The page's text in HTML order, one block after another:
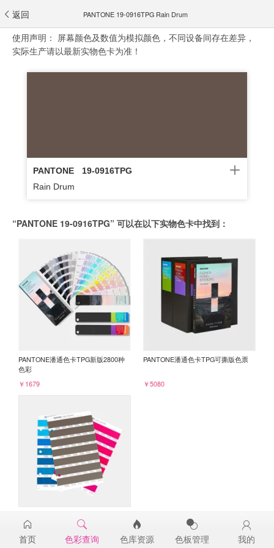
返回 PANTONE 19-0916TPG Rain Drum
使用声明： 屏幕颜色及数值为模拟颜色，不同设备间存在差异，
实际生产请以最新实物色卡为准！
PANTONE
19-0916TPG
Rain Drum
“PANTONE 19-0916TPG” 可以在以下实物色卡中找到：
PANTONE潘通色卡TPG新版2800种
色彩
￥1679
PANTONE潘通色卡TPG可撕版色票
￥5080
19-0916TPG
￥98
首页 色彩查询 色库资源 色板管理 我的